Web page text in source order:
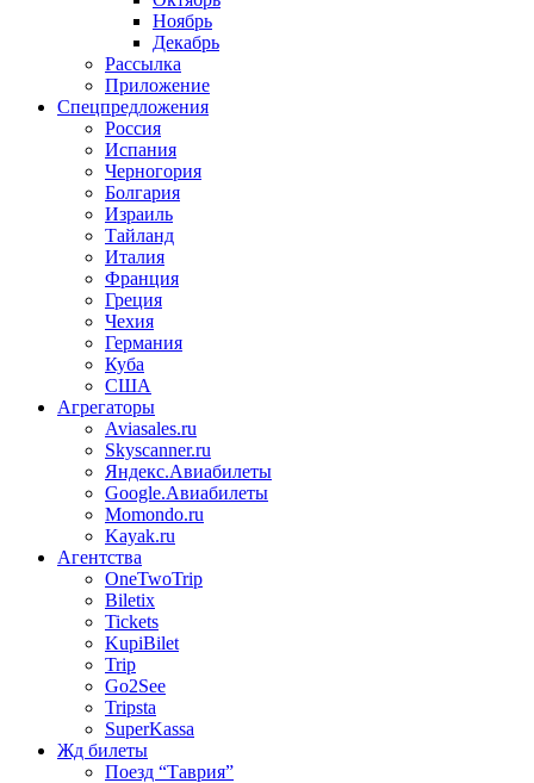
Ноябрь
Декабрь
Рассылка
Приложение
Спецпредложения
Россия
Испания
Черногория
Болгария
Израиль
Тайланд
Италия
Франция
Греция
Чехия
Германия
Куба
США
Агрегаторы
Aviasales.ru
Skyscanner.ru
Яндекс.Авиабилеты
Google.Авиабилеты
Momondo.ru
Kayak.ru
Агентства
OneTwoTrip
Biletix
Tickets
KupiBilet
Trip
Go2See
Tripsta
SuperKassa
Жд билеты
Поезд “Таврия”